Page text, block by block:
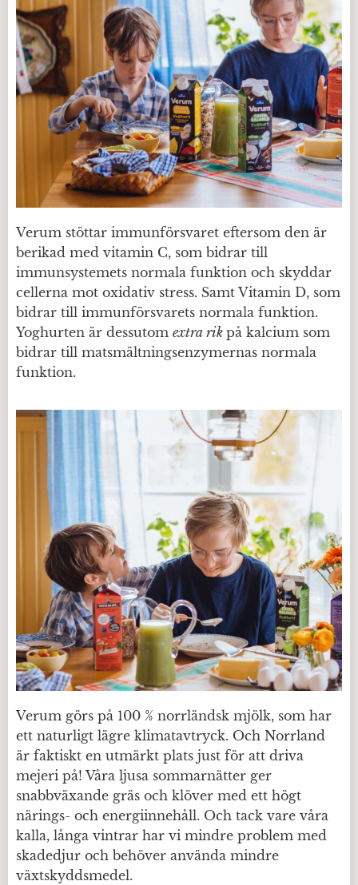
Verum stöttar immunförsvaret eftersom den är
berikad med vitamin C, som bidrar till
immunsystemets normala funktion och skyddar
cellerna mot oxidativ stress. Samt Vitamin D, som
bidrar till immunförsvarets normala funktion.
Yoghurten är dessutom extra rik på kalcium som
bidrar till matsmältningsenzymernas normala
funktion.
Verum görs på 100 % norrländsk mjölk, som har
ett naturligt lägre klimatavtryck. Och Norrland
är faktiskt en utmärkt plats just för att driva
mejeri på! Våra ljusa sommarnätter ger
snabbväxande gräs och klöver med ett högt
närings- och energiinnehåll. Och tack vare våra
kalla, långa vintrar har vi mindre problem med
skadedjur och behöver använda mindre
växtskyddsmedel.